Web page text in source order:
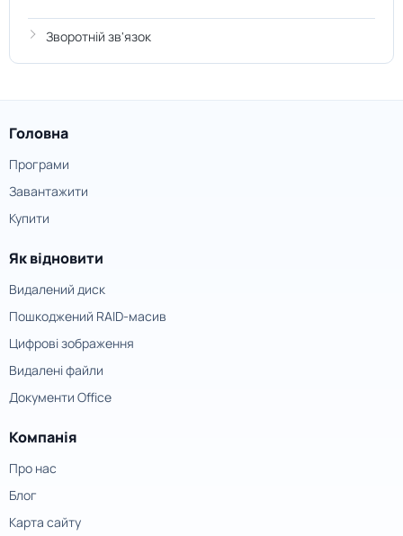
Зворотній зв'язок
Головна
Програми
Завантажити
Купити
Як відновити
Видалений диск
Пошкоджений RAID-масив
Цифрові зображення
Видалені файли
Документи Office
Компанія
Про нас
Блог
Карта сайту